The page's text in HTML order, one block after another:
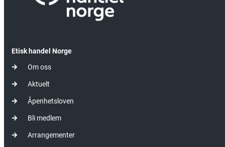
Etisk handel Norge
Om oss
Aktuelt
Åpenhetsloven
Bli medlem
Arrangementer